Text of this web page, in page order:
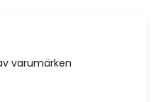
varumärken